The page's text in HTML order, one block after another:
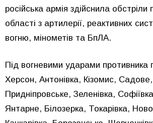
російська армія здійснила
області з артилерії, реактивних
вогню, мінометів та БпЛА.
Під вогневими ударами противника
Херсон, Антонівка, Кізомис, Садове,
Придніпровське, Зеленівка,
Янтарне, Білозерка, Токарівка,